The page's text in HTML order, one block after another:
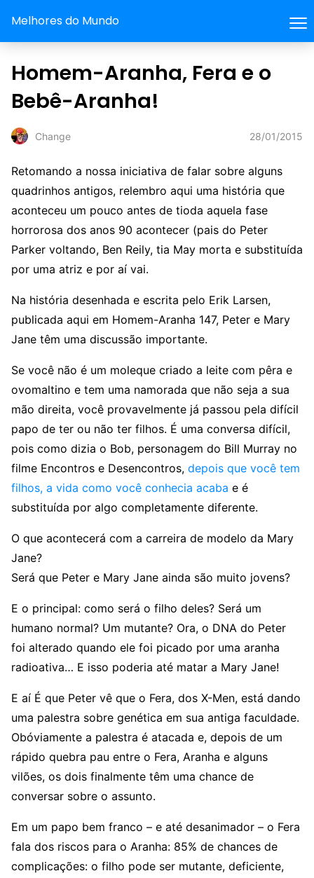
Melhores do Mundo
Homem-Aranha, Fera e o
Bebê-Aranha!
Change 28/01/2015
Retomando a nossa iniciativa de falar sobre alguns
quadrinhos antigos, relembro aqui uma história que
aconteceu um pouco antes de tioda aquela fase
horrorosa dos anos 90 acontecer (pais do Peter
Parker voltando, Ben Reily, tia May morta e substituída
por uma atriz e por aí vai.
Na história desenhada e escrita pelo Erik Larsen,
publicada aqui em Homem-Aranha 147, Peter e Mary
Jane têm uma discussão importante.
Se você não é um moleque criado a leite com pêra e
ovomaltino e tem uma namorada que não seja a sua
mão direita, você provavelmente já passou pela difícil
papo de ter ou não ter filhos. É uma conversa difícil,
pois como dizia o Bob, personagem do Bill Murray no
filme Encontros e Desencontros, depois que você tem
filhos, a vida como você conhecia acaba e é
substituída por algo completamente diferente.
O que acontecerá com a carreira de modelo da Mary
Jane?
Será que Peter e Mary Jane ainda são muito jovens?
E o principal: como será o filho deles? Será um
humano normal? Um mutante? Ora, o DNA do Peter
foi alterado quando ele foi picado por uma aranha
radioativa… E isso poderia até matar a Mary Jane!
E aí É que Peter vê que o Fera, dos X-Men, está dando
uma palestra sobre genética em sua antiga faculdade.
Obóviamente a palestra é atacada e, depois de um
rápido quebra pau entre o Fera, Aranha e alguns
vilões, os dois finalmente têm uma chance de
conversar sobre o assunto.
Em um papo bem franco – e até desanimador – o Fera
fala dos riscos para o Aranha: 85% de chances de
complicações: o filho pode ser mutante, deficiente,